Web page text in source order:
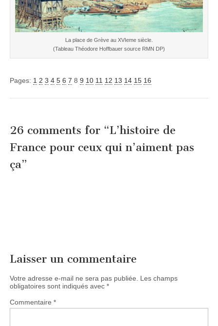
La place de Grève au XVIeme siècle.
(Tableau Théodore Hoffbauer source RMN DP)
Pages: 1 2 3 4 5 6 7 8 9 10 11 12 13 14 15 16
26 comments for “L’histoire de
France pour ceux qui n’aiment pas
ça”
Laisser un commentaire
Votre adresse e-mail ne sera pas publiée.
Les champs
obligatoires sont indiqués avec *
Commentaire *